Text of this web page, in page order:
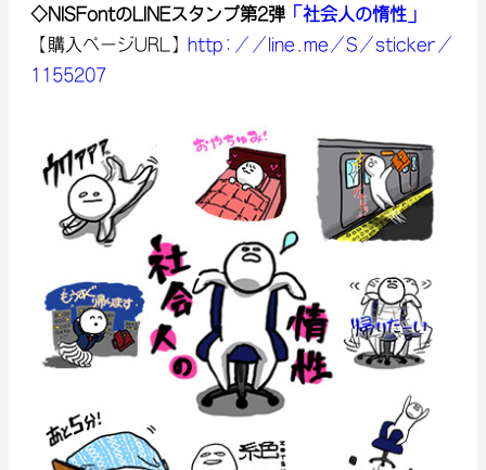
◇NISFontのLINEスタンプ第2弾 「社会人の惰性」
【購入ページURL】 http://line.me/S/sticker/
1155207